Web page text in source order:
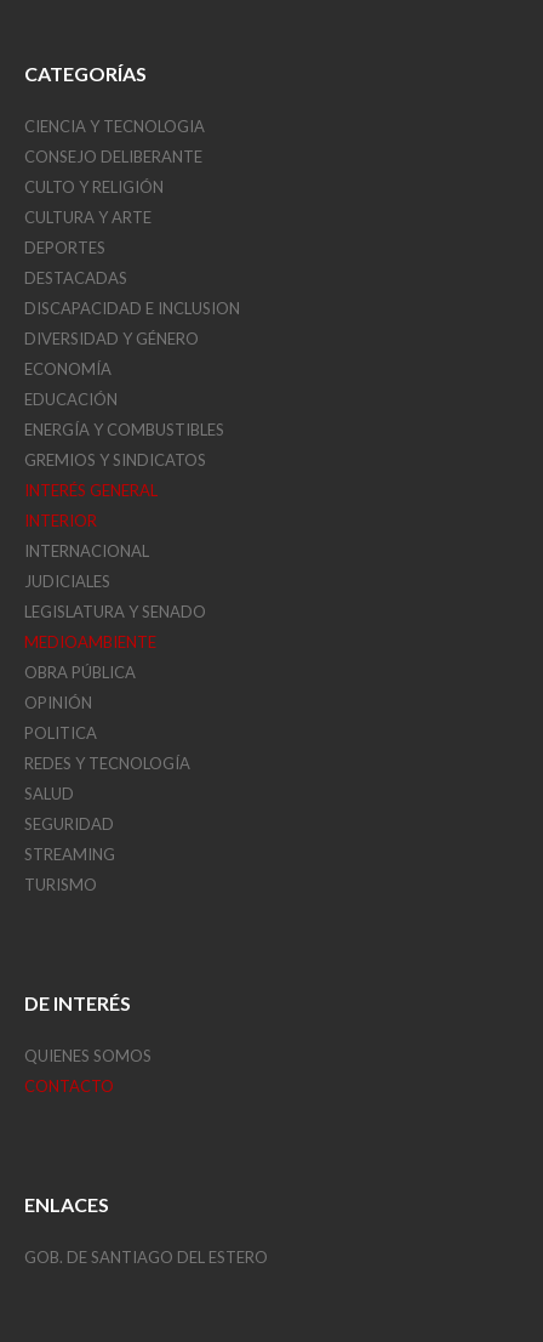
CATEGORÍAS
CIENCIA Y TECNOLOGIA
CONSEJO DELIBERANTE
CULTO Y RELIGIÓN
CULTURA Y ARTE
DEPORTES
DESTACADAS
DISCAPACIDAD E INCLUSION
DIVERSIDAD Y GÉNERO
ECONOMÍA
EDUCACIÓN
ENERGÍA Y COMBUSTIBLES
GREMIOS Y SINDICATOS
INTERÉS GENERAL
INTERIOR
INTERNACIONAL
JUDICIALES
LEGISLATURA Y SENADO
MEDIOAMBIENTE
OBRA PÚBLICA
OPINIÓN
POLITICA
REDES Y TECNOLOGÍA
SALUD
SEGURIDAD
STREAMING
TURISMO
DE INTERÉS
QUIENES SOMOS
CONTACTO
ENLACES
GOB. DE SANTIAGO DEL ESTERO